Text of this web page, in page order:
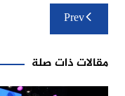
تصفّح
المقالات
Prev
مقالات ذات صلة